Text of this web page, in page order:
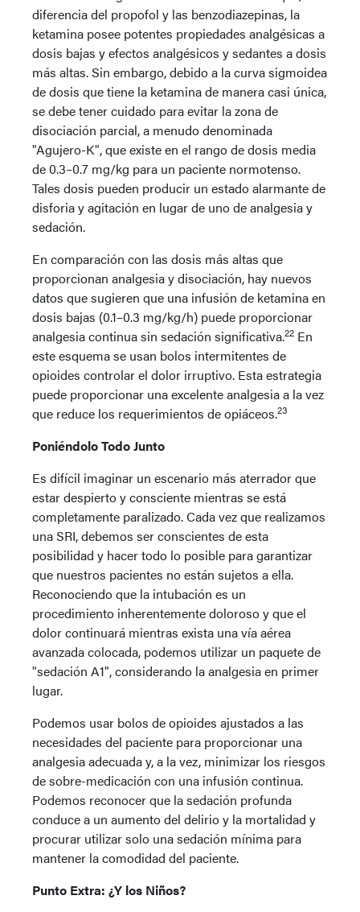
diferencia del propofol y las benzodiazepinas, la
ketamina posee potentes propiedades analgésicas a
dosis bajas y efectos analgésicos y sedantes a dosis
más altas. Sin embargo, debido a la curva sigmoidea
de dosis que tiene la ketamina de manera casi única,
se debe tener cuidado para evitar la zona de
disociación parcial, a menudo denominada
"Agujero-K", que existe en el rango de dosis media
de 0.3–0.7 mg/kg para un paciente normotenso.
Tales dosis pueden producir un estado alarmante de
disforia y agitación en lugar de uno de analgesia y
sedación.
En comparación con las dosis más altas que
proporcionan analgesia y disociación, hay nuevos
datos que sugieren que una infusión de ketamina en
dosis bajas (0.1–0.3 mg/kg/h) puede proporcionar
analgesia continua sin sedación significativa.22 En
este esquema se usan bolos intermitentes de
opioides controlar el dolor irruptivo. Esta estrategia
puede proporcionar una excelente analgesia a la vez
que reduce los requerimientos de opiáceos.23
Poniéndolo Todo Junto
Es difícil imaginar un escenario más aterrador que
estar despierto y consciente mientras se está
completamente paralizado. Cada vez que realizamos
una SRI, debemos ser conscientes de esta
posibilidad y hacer todo lo posible para garantizar
que nuestros pacientes no están sujetos a ella.
Reconociendo que la intubación es un
procedimiento inherentemente doloroso y que el
dolor continuará mientras exista una vía aérea
avanzada colocada, podemos utilizar un paquete de
"sedación A1", considerando la analgesia en primer
lugar.
Podemos usar bolos de opioides ajustados a las
necesidades del paciente para proporcionar una
analgesia adecuada y, a la vez, minimizar los riesgos
de sobre-medicación con una infusión continua.
Podemos reconocer que la sedación profunda
conduce a un aumento del delirio y la mortalidad y
procurar utilizar solo una sedación mínima para
mantener la comodidad del paciente.
Punto Extra: ¿Y los Niños?